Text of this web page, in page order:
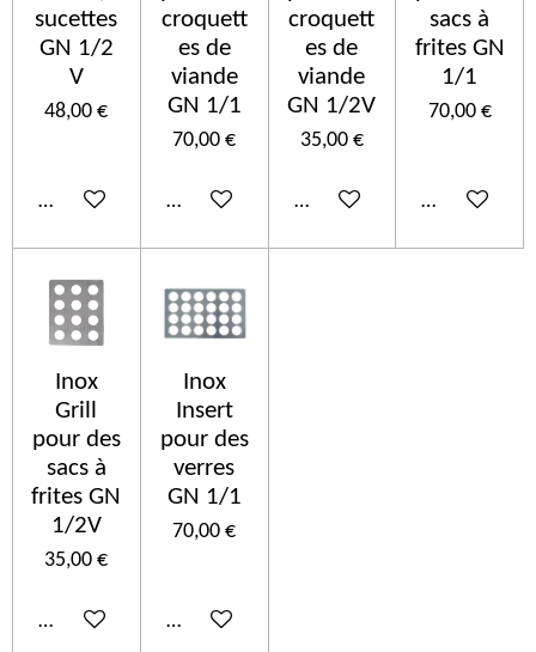
sucettes
GN 1/2
V
48,00 €
In den Warenkorb
croquett
es de
viande
GN 1/1
70,00 €
In den Warenkorb
croquett
es de
viande
GN 1/2V
35,00 €
In den Warenkorb
sacs à
frites GN
1/1
70,00 €
In den
Inox
Grill
pour des
sacs à
frites GN
1/2V
35,00 €
In den Warenkorb
Inox
Insert
pour des
verres
GN 1/1
70,00 €
In den Warenkorb